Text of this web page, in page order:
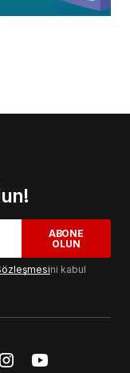
ABONE
OLUN
ni kabul